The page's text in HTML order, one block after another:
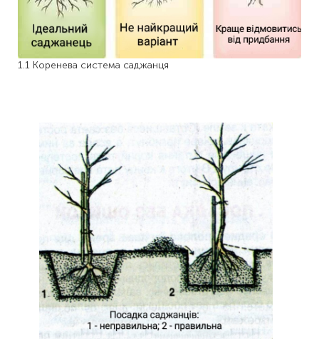
1.1 Коренева система саджанця